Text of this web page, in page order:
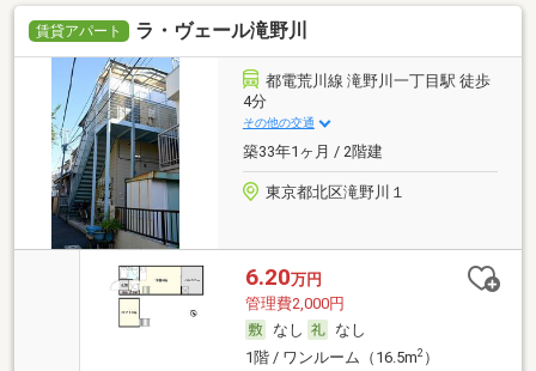
賃貸アパート ラ・ヴェール滝野川
都電荒川線 滝野川一丁目駅 徒歩
4分
その他の交通
築33年1ヶ月 / 2階建
東京都北区滝野川１
6.20万円
管理費2,000円
なし
なし
1階 / ワンルーム（16.5m2）